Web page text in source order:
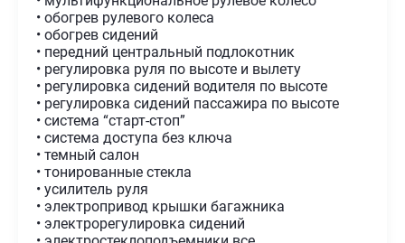
• обогрев рулевого колеса
• обогрев сидений
• передний центральный подлокотник
• регулировка руля по высоте и вылету
• регулировка сидений водителя по высоте
• регулировка сидений пассажира по высоте
• система “старт-стоп”
• система доступа без ключа
• темный салон
• тонированные стекла
• усилитель руля
• электропривод крышки багажника
• электрорегулировка сидений